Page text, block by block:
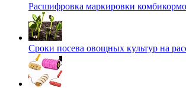
Расшифровка маркировки
Сроки посева овощных культур на